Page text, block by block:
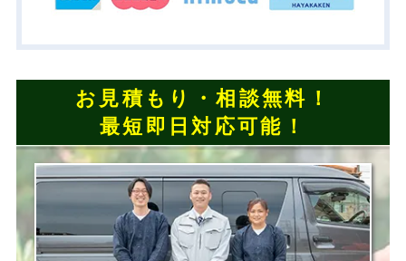
お見積もり・相談無料！
最短即日対応可能！